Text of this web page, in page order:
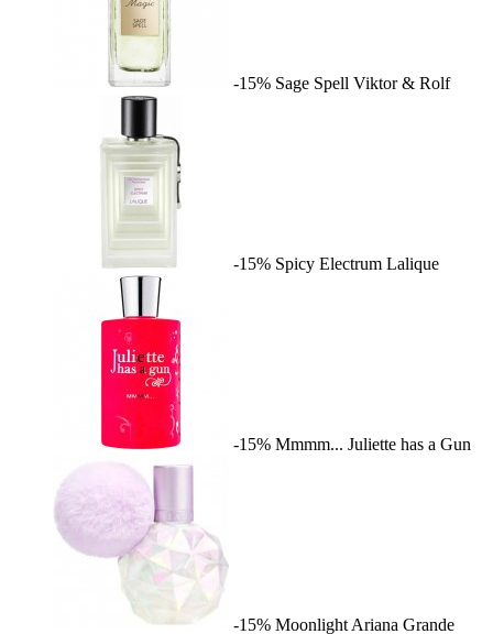
-15% Sage Spell Viktor & Rolf
-15% Spicy Electrum Lalique
-15% Mmmm... Juliette has a Gun
-15% Moonlight Ariana Grande